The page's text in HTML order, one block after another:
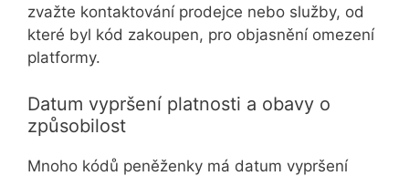
zvažte kontaktování prodejce nebo služby, od
které byl kód zakoupen, pro objasnění omezení
platformy.
Datum vypršení platnosti a obavy o
způsobilost
Mnoho kódů peněženky má datum vypršení